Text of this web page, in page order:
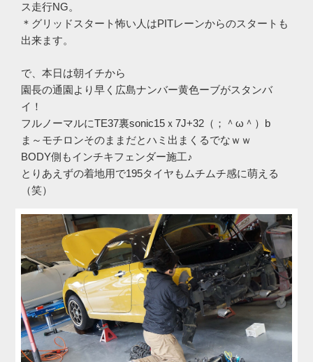
ス走行NG。
＊グリッドスタート怖い人はPITレーンからのスタートも
出来ます。
で、本日は朝イチから
園長の通園より早く広島ナンバー黄色ーブがスタンバ
イ！
フルノーマルにTE37裏sonic15ｘ7J+32（；＾ω＾）b
ま～モチロンそのままだとハミ出まくるでなｗｗ
BODY側もインチキフェンダー施工♪
とりあえずの着地用で195タイヤもムチムチ感に萌える
（笑）